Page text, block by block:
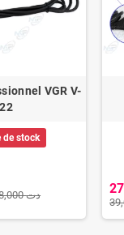
VGR V-
de stock
88,000 دت